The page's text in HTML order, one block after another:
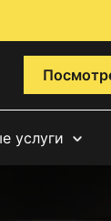
услуги